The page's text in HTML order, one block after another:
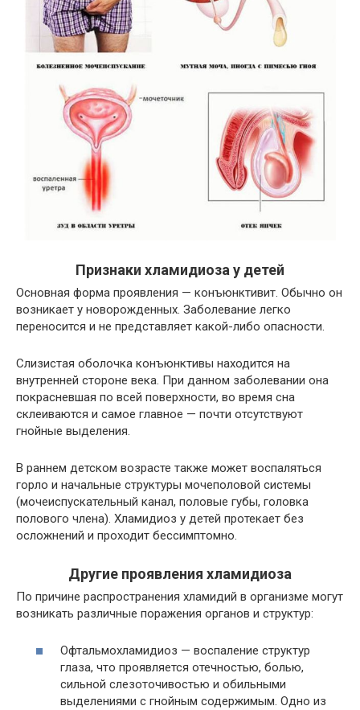
Признаки хламидиоза у детей
Основная форма проявления — конъюнктивит. Обычно он
возникает у новорожденных. Заболевание легко
переносится и не представляет какой-либо опасности.
Слизистая оболочка конъюнктивы находится на
внутренней стороне века. При данном заболевании она
покрасневшая по всей поверхности, во время сна
склеиваются и самое главное — почти отсутствуют
гнойные выделения.
В раннем детском возрасте также может воспаляться
горло и начальные структуры мочеполовой системы
(мочеиспускательный канал, половые губы, головка
полового члена). Хламидиоз у детей протекает без
осложнений и проходит бессимптомно.
Другие проявления хламидиоза
По причине распространения хламидий в организме могут
возникать различные поражения органов и структур:
Офтальмохламидиоз — воспаление структур
глаза, что проявляется отечностью, болью,
сильной слезоточивостью и обильными
выделениями с гнойным содержимым. Одно из